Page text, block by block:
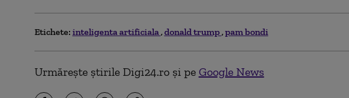
Etichete: inteligenta artificiala donald trump pam bondi
Urmărește știrile Digi24.ro și pe Google News